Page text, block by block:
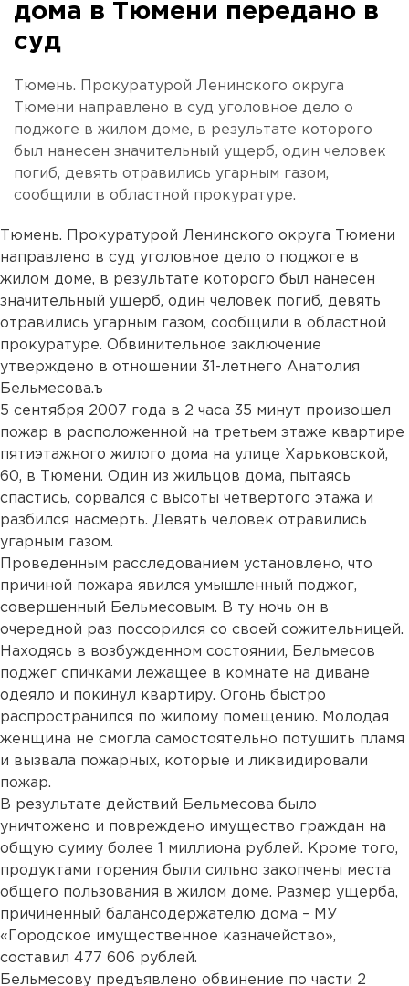
дома в Тюмени передано в
суд
Тюмень. Прокуратурой Ленинского округа
Тюмени направлено в суд уголовное дело о
поджоге в жилом доме, в результате которого
был нанесен значительный ущерб, один человек
погиб, девять отравились угарным газом,
сообщили в областной прокуратуре.
Тюмень. Прокуратурой Ленинского округа Тюмени
направлено в суд уголовное дело о поджоге в
жилом доме, в результате которого был нанесен
значительный ущерб, один человек погиб, девять
отравились угарным газом, сообщили в областной
прокуратуре. Обвинительное заключение
утверждено в отношении 31-летнего Анатолия
Бельмесова.ъ
5 сентября 2007 года в 2 часа 35 минут произошел
пожар в расположенной на третьем этаже квартире
пятиэтажного жилого дома на улице Харьковской,
60, в Тюмени. Один из жильцов дома, пытаясь
спастись, сорвался с высоты четвертого этажа и
разбился насмерть. Девять человек отравились
угарным газом.
Проведенным расследованием установлено, что
причиной пожара явился умышленный поджог,
совершенный Бельмесовым. В ту ночь он в
очередной раз поссорился со своей сожительницей.
Находясь в возбужденном состоянии, Бельмесов
поджег спичками лежащее в комнате на диване
одеяло и покинул квартиру. Огонь быстро
распространился по жилому помещению. Молодая
женщина не смогла самостоятельно потушить пламя
и вызвала пожарных, которые и ликвидировали
пожар.
В результате действий Бельмесова было
уничтожено и повреждено имущество граждан на
общую сумму более 1 миллиона рублей. Кроме того,
продуктами горения были сильно закопчены места
общего пользования в жилом доме. Размер ущерба,
причиненный балансодержателю дома – МУ
«Городское имущественное казначейство»,
составил 477 606 рублей.
Бельмесову предъявлено обвинение по части 2